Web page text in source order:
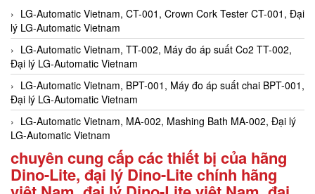
LG-Automatic Vietnam, CT-001, Crown Cork Tester CT-001, Đại
lý LG-Automatic Vietnam
LG-Automatic Vietnam, TT-002, Máy đo áp suất Co2 TT-002,
Đại lý LG-Automatic Vietnam
LG-Automatic Vietnam, BPT-001, Máy đo áp suất chai BPT-001,
Đại lý LG-Automatic Vietnam
LG-Automatic Vietnam, MA-002, Mashing Bath MA-002, Đại lý
LG-Automatic Vietnam
chuyên cung cấp các thiết bị của hãng
Dino-Lite, đại lý Dino-Lite chính hãng